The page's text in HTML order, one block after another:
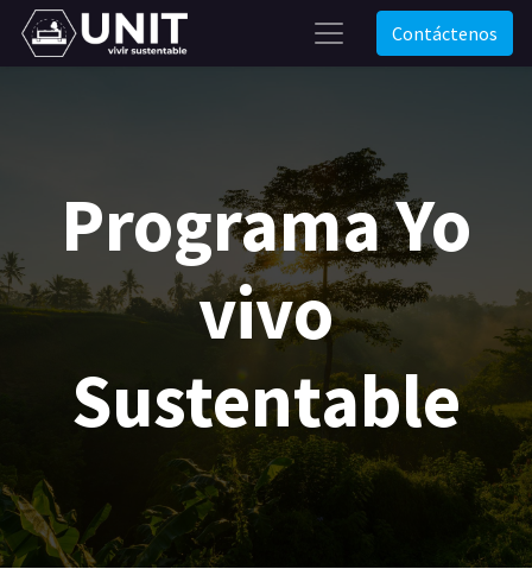
Contáctenos
Programa Yo
vivo
Sustentable